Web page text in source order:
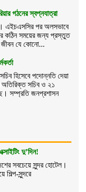
গঠনের স্বপ্নযাত্রা
এইচএসসির পর অলসভাবে
কঠিন সময়ের জন্য প্রস্তুত
জীবন যে কোনো...
হিসেবে পদোন্নতি দেয়া
অতিরিক্ত সচিব ও ২১
সম্প্রতি জনপ্রশাসন
দু’দিন!
সবচেয়ে সুন্দর হোটেল।
সুন্দরে